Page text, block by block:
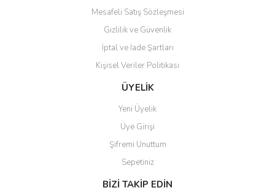
Mesafeli Satış Sözleşmesi
Gizlilik ve Güvenlik
İptal ve İade Şartları
Kişisel Veriler Politikası
ÜYELİK
Yeni Üyelik
Üye Girişi
Şifremi Unuttum
Sepetiniz
BİZİ TAKİP EDİN